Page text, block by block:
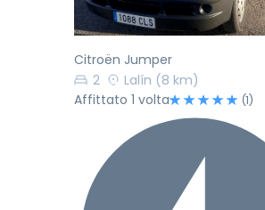
Citroën Jumper
2
Lalín (8 km)
Affittato 1 volta
(1)